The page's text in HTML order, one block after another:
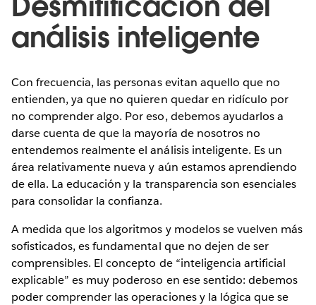
análisis inteligente
Con frecuencia, las personas evitan aquello que no
entienden, ya que no quieren quedar en ridículo por
no comprender algo. Por eso, debemos ayudarlos a
darse cuenta de que la mayoría de nosotros no
entendemos realmente el análisis inteligente. Es un
área relativamente nueva y aún estamos aprendiendo
de ella. La educación y la transparencia son esenciales
para consolidar la confianza.
A medida que los algoritmos y modelos se vuelven más
sofisticados, es fundamental que no dejen de ser
comprensibles. El concepto de “inteligencia artificial
explicable” es muy poderoso en ese sentido: debemos
poder comprender las operaciones y la lógica que se